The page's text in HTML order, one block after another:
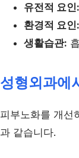
유전적 요인:
환경적 요인:
생활습관:
성형외과에
피부노화를 개선
과 같습니다.